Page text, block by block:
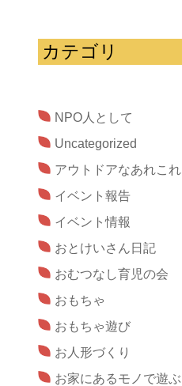
カテゴリ
NPO人として
Uncategorized
アウトドアなあれこれ
イベント報告
イベント情報
おとけいさん日記
おむつなし育児の会
おもちゃ
おもちゃ遊び
お人形づくり
お家にあるモノで遊ぶ